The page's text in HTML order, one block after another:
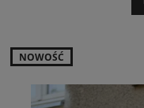
NOWOŚĆ